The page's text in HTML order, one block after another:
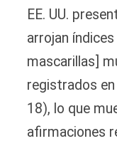
EE. UU.
arrojan
mascarillas]
registrados en
18), lo que
afirmaciones